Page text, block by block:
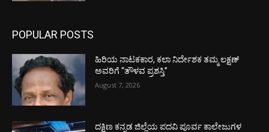
POPULAR POSTS
ಹಿರಿಯ ನಾಟಕಕಾರ, ಕಲಾ ನಿರ್ದೇಶಕ ತಮ್ಮ ಲಕ್ಷಣ್
ಅವರಿಗೆ “ತೌಳವ ಪ್ರಶಸ್ತಿ”
August 7, 2026
ದಕ್ಷಿಣ ಕನ್ನಡ ಜಿಲ್ಲೆಯ ಪದವಿ ಪೂರ್ವ ಕಾಲೇಜುಗಳ